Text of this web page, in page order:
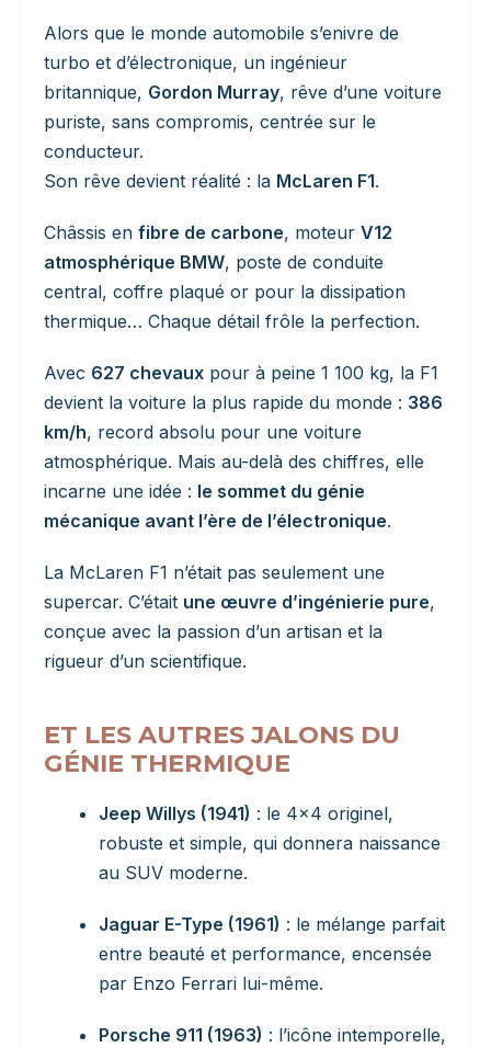
Alors que le monde automobile s’enivre de
turbo et d’électronique, un ingénieur
britannique, Gordon Murray, rêve d’une voiture
puriste, sans compromis, centrée sur le
conducteur.
Son rêve devient réalité : la McLaren F1.
Châssis en fibre de carbone, moteur V12
atmosphérique BMW, poste de conduite
central, coffre plaqué or pour la dissipation
thermique… Chaque détail frôle la perfection.
Avec 627 chevaux pour à peine 1 100 kg, la F1
devient la voiture la plus rapide du monde : 386
km/h, record absolu pour une voiture
atmosphérique. Mais au-delà des chiffres, elle
incarne une idée : le sommet du génie
mécanique avant l’ère de l’électronique.
La McLaren F1 n’était pas seulement une
supercar. C’était une œuvre d’ingénierie pure,
conçue avec la passion d’un artisan et la
rigueur d’un scientifique.
ET LES AUTRES JALONS DU
GÉNIE THERMIQUE
Jeep Willys (1941) : le 4×4 originel,
robuste et simple, qui donnera naissance
au SUV moderne.
Jaguar E-Type (1961) : le mélange parfait
entre beauté et performance, encensée
par Enzo Ferrari lui-même.
Porsche 911 (1963) : l’icône intemporelle,